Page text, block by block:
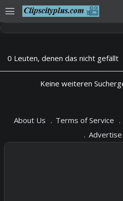
menu
0 Leuten, denen das nicht gefällt
Keine weiteren
About Us Terms of Service